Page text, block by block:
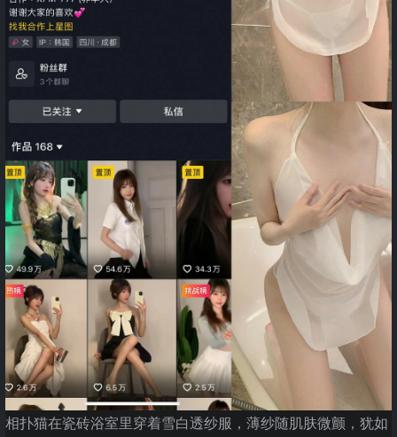
相扑猫在瓷砖浴室里穿着雪白透纱服，薄纱随肌肤微颤，犹如